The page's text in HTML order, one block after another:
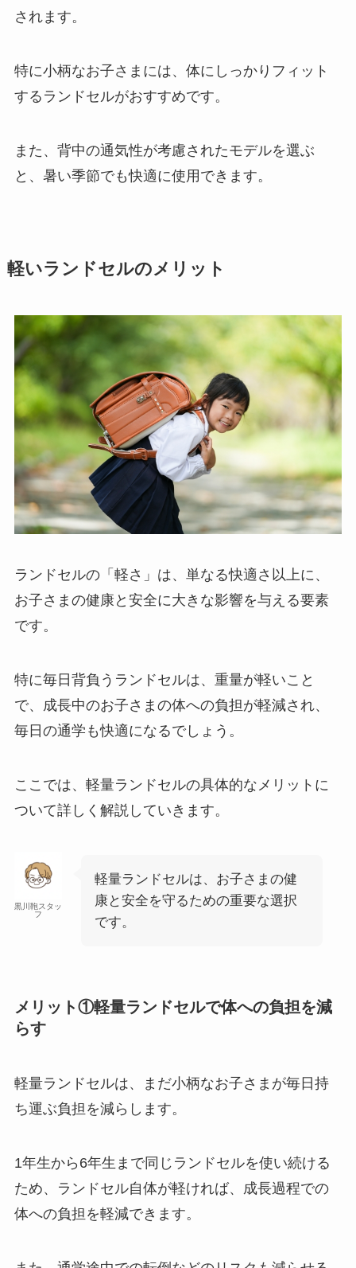
されます。
特に小柄なお子さまには、体にしっかりフィット
するランドセルがおすすめです。
また、背中の通気性が考慮されたモデルを選ぶ
と、暑い季節でも快適に使用できます。
軽いランドセルのメリット
ランドセルの「軽さ」は、単なる快適さ以上に、
お子さまの健康と安全に大きな影響を与える要素
です。
特に毎日背負うランドセルは、重量が軽いこと
で、成長中のお子さまの体への負担が軽減され、
毎日の通学も快適になるでしょう。
ここでは、軽量ランドセルの具体的なメリットに
ついて詳しく解説していきます。
黒川鞄スタッ
フ
軽量ランドセルは、お子さまの健
康と安全を守るための重要な選択
です。
メリット①軽量ランドセルで体への負担を減
らす
軽量ランドセルは、まだ小柄なお子さまが毎日持
ち運ぶ負担を減らします。
1年生から6年生まで同じランドセルを使い続ける
ため、ランドセル自体が軽ければ、成長過程での
体への負担を軽減できます。